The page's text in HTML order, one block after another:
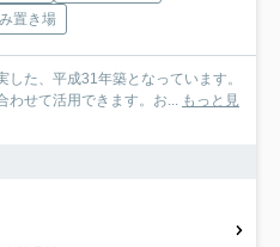
置き場
た、平成31年築となっています。
わせて活用できます。お...
もっと見